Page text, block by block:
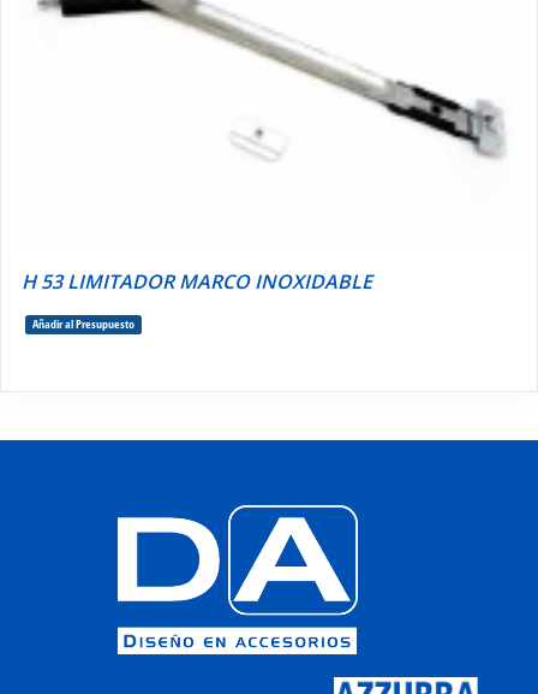
H 53 LIMITADOR MARCO INOXIDABLE
Añadir al Presupuesto